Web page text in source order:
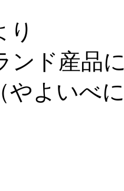
ンド産品
やよいべ